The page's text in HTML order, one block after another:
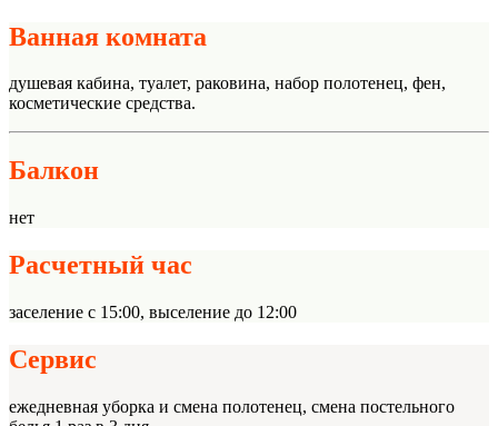
Ванная комната
душевая кабина, туалет, раковина, набор полотенец, фен,
косметические средства.
Балкон
нет
Расчетный час
заселение с 15:00, выселение до 12:00
Сервис
ежедневная уборка и смена полотенец, смена постельного